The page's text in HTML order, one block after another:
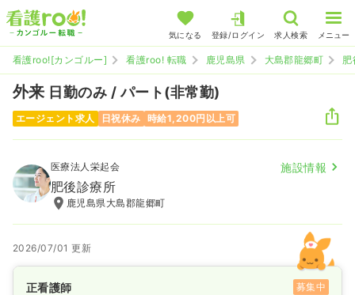
気になる 登録/ログイン 求人検索 メニュー
看護roo![カンゴルー] 看護roo! 転職 鹿児島県 大島郡龍郷町 肥
外来 日勤のみ / パート(非常勤)
エージェント求人 日祝休み 時給1,200円以上可
医療法人栄起会 施設情報
肥後診療所
鹿児島県大島郡龍郷町
2026/07/01 更新
正看護師
募集中